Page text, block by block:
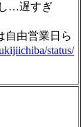
…遅すぎ
自由営業日ら
status/